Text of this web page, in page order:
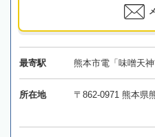
最寄駅 熊本市電「味噌天
所在地 〒862-0971 熊本県